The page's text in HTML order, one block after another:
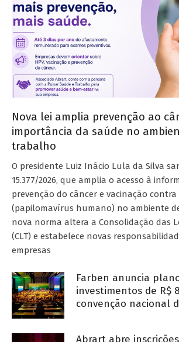
Nova lei amplia prevenção ao
importância da saúde no
trabalho
O presidente Luiz Inácio Lula da Silva
15.377/2026, que amplia o acesso à
prevenção do câncer e vacinação contra
(papilomavírus humano) no ambiente
nova norma altera a Consolidação das
(CLT) e estabelece novas
empresas
Farben anuncia
investimentos de R$
convenção nacional